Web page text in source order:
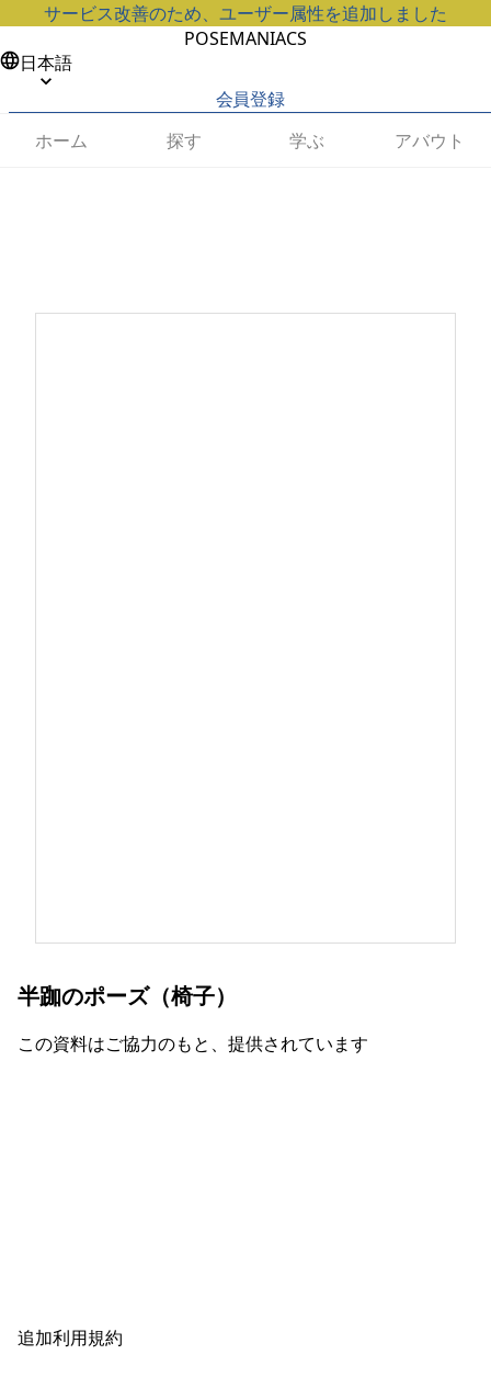
サービス改善のため、ユーザー属性を追加しました
POSEMANIACS
日本語
会員登録
ホーム
探す 学ぶ アバウト
半跏のポーズ（椅子）
この資料はご協力のもと、提供されています
追加利用規約